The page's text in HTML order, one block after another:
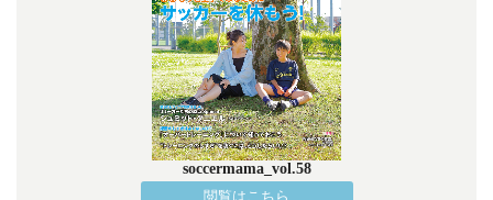
soccermama_vol.58
閲覧はこちら